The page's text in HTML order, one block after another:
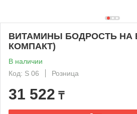
ВИТАМИНЫ БОДРОСТЬ НА
КОМПАКТ)
В наличии
Код: S 06
Розница
31 522 ₸